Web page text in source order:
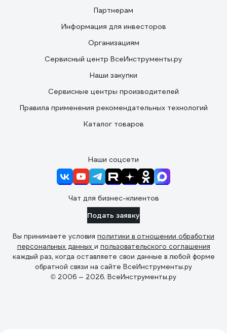
Партнерам
Информация для инвесторов
Организациям
Сервисный центр ВсеИнструменты.ру
Наши закупки
Сервисные центры производителей
Правила применения рекомендательных технологий
Каталог товаров
Наши соцсети
Чат для бизнес-клиентов
Подать заявку
Вы принимаете условия политики в отношении обработки
персональных данных и пользовательского соглашения
каждый раз, когда оставляете свои данные в любой форме
обратной связи на сайте ВсеИнструменты.ру
© 2006 — 2026. ВсеИнструменты.ру